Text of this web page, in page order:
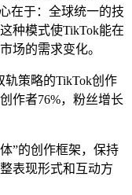
在于：全球统一的技
种模式使TikTok能在
场的需求变化。
轨策略的TikTok创作
作者76%，粉丝增长
”的创作框架，保持
表现形式和互动方